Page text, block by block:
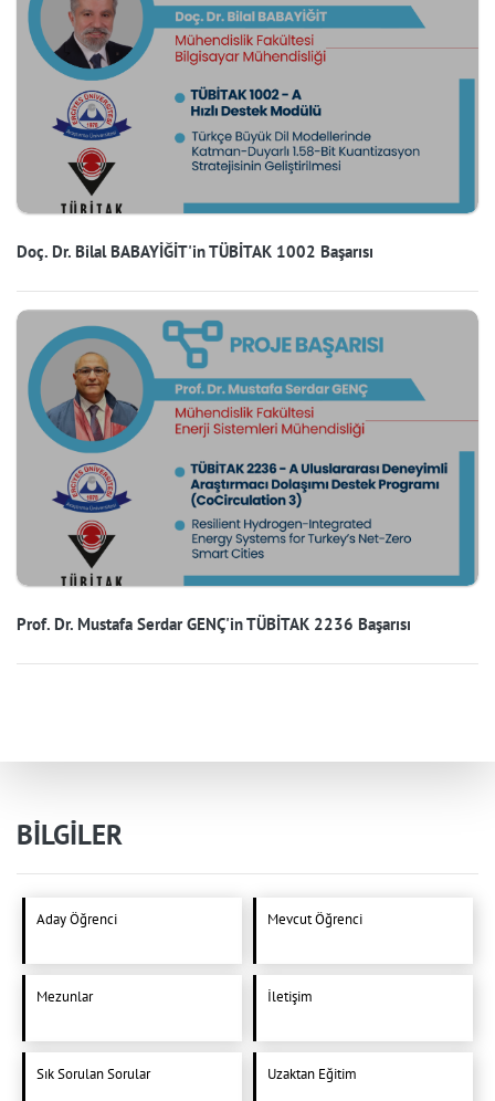
Doç. Dr. Bilal BABAYİĞİT'in TÜBİTAK 1002 Başarısı
Prof. Dr. Mustafa Serdar GENÇ'in TÜBİTAK 2236 Başarısı
BİLGİLER
Aday Öğrenci Mevcut Öğrenci
Mezunlar İletişim
Sık Sorulan Sorular Uzaktan Eğitim